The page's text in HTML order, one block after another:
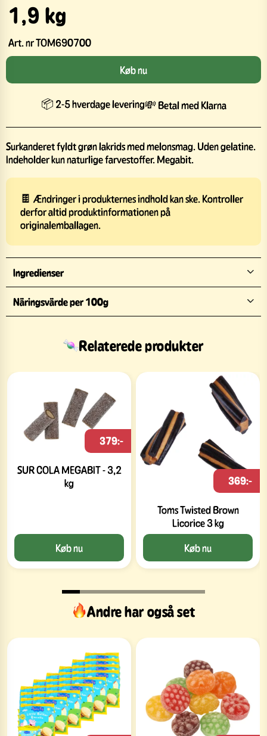
1,9 kg
Art. nrTOM690700
Køb nu
📦 2-5 hverdage levering💸 Betal med Klarna
Surkanderet fyldt grøn lakrids med melonsmag. Uden gelatine.
Indeholder kun naturlige farvestoffer. Megabit.
🍫 Ændringer i produkternes indhold kan ske. Kontroller
derfor altid produktinformationen på
originalemballagen.
Ingredienser
Näringsvärde per 100g
Relaterede produkter
SUR COLA MEGABIT - 3,2
kg
379:-
Køb nu
Toms Twisted Brown
Licorice 3 kg
369:-
Køb nu
Andre har også set